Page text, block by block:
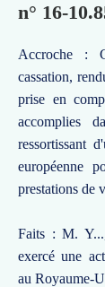
n° 16-
Accroche :
cassation,
prise en
accomplies
ressortissant
européenne
prestations de
Faits : M.
exercé une
au Royaume-